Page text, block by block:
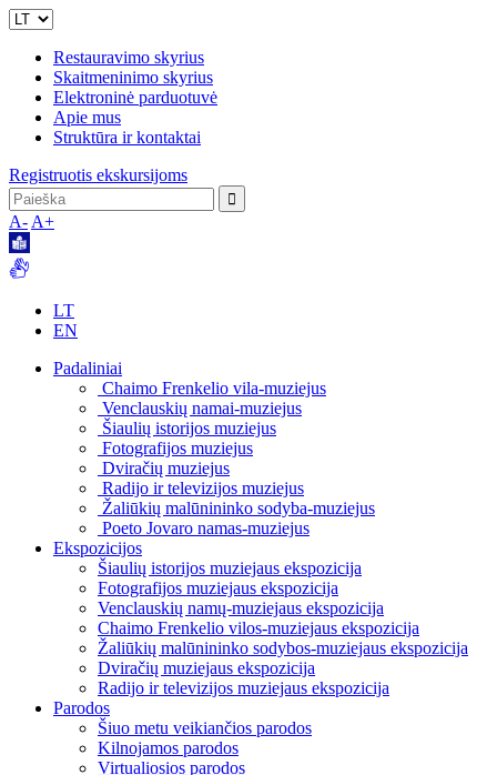
Restauravimo skyrius
Skaitmeninimo skyrius
Elektroninė parduotuvė
Apie mus
Struktūra ir kontaktai
Registruotis ekskursijoms
A- A+
LT
EN
Padaliniai
Chaimo Frenkelio vila-muziejus
Venclauskių namai-muziejus
Šiaulių istorijos muziejus
Fotografijos muziejus
Dviračių muziejus
Radijo ir televizijos muziejus
Žaliūkių malūnininko sodyba-muziejus
Poeto Jovaro namas-muziejus
Ekspozicijos
Šiaulių istorijos muziejaus ekspozicija
Fotografijos muziejaus ekspozicija
Venclauskių namų-muziejaus ekspozicija
Chaimo Frenkelio vilos-muziejaus ekspozicija
Žaliūkių malūnininko sodybos-muziejaus ekspozicija
Dviračių muziejaus ekspozicija
Radijo ir televizijos muziejaus ekspozicija
Parodos
Šiuo metu veikiančios parodos
Kilnojamos parodos
Virtualiosios parodos